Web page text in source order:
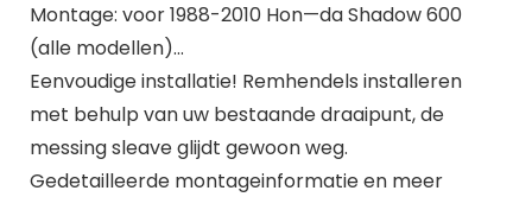
Montage: voor 1988-2010 Hon—da Shadow 600
(alle modellen)…
Eenvoudige installatie! Remhendels installeren
met behulp van uw bestaande draaipunt, de
messing sleave glijdt gewoon weg.
Gedetailleerde montageinformatie en meer